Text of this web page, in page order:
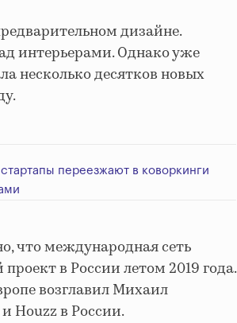
дизайне.
интерьерами. Однако уже
несколько десятков новых
переезжают в коворкинги
что международная сеть
в России летом 2019 года.
возглавил Михаил
Houzz в России.